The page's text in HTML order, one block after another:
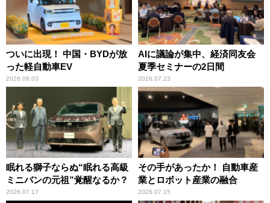
ついに出現！ 中国・BYDが放
った軽自動車EV
2026.08.03
AIに議論が集中、経済同友会
夏季セミナーの2日間
2026.07.23
眠れる獅子ならぬ“眠れる高級
ミニバンの元祖”覚醒なるか？
2026.07.17
その手があったか！ 自動車産
業とロボット産業の融合
2026.07.15